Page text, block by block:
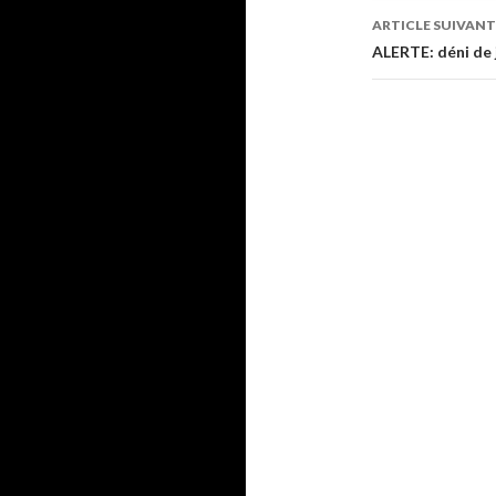
des
articles
ARTICLE SUIVANT
ALERTE: déni